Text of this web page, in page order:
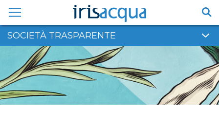
contenuto
SOCIETÀ TRASPARENTE